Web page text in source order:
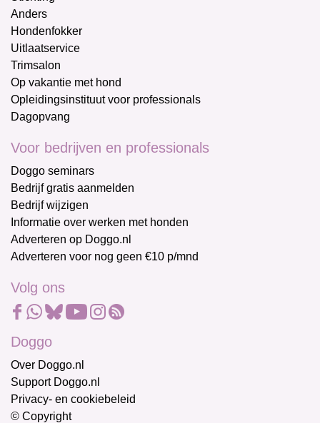
Anders
Hondenfokker
Uitlaatservice
Trimsalon
Op vakantie met hond
Opleidingsinstituut voor professionals
Dagopvang
Voor bedrijven en professionals
Doggo seminars
Bedrijf gratis aanmelden
Bedrijf wijzigen
Informatie over werken met honden
Adverteren op Doggo.nl
Adverteren voor nog geen €10 p/mnd
Volg ons
Doggo
Over Doggo.nl
Support Doggo.nl
Privacy- en cookiebeleid
© Copyright